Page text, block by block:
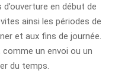
en début de
ainsi les périodes de
et aux fins de journée.
un envoi ou un
du temps.